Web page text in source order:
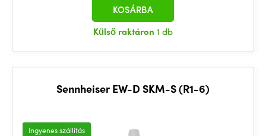
Külső raktáron 1 db
KOSÁRBA
Sennheiser EW-D SKM-S (R1-6)
Ingyenes szállítás